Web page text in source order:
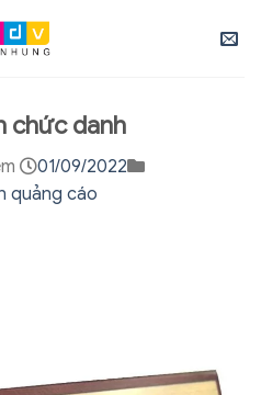
chức danh
01/09/2022
quảng cáo